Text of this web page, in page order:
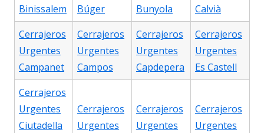
Binissalem
Búger
Bunyola
Calvià
Cerrajeros
Urgentes
Campanet
Cerrajeros
Urgentes
Campos
Cerrajeros
Urgentes
Capdepera
Cerrajeros
Urgentes
Es Castell
Cerrajeros
Urgentes
Ciutadella
Cerrajeros
Urgentes
Cerrajeros
Urgentes
Cerrajeros
Urgentes